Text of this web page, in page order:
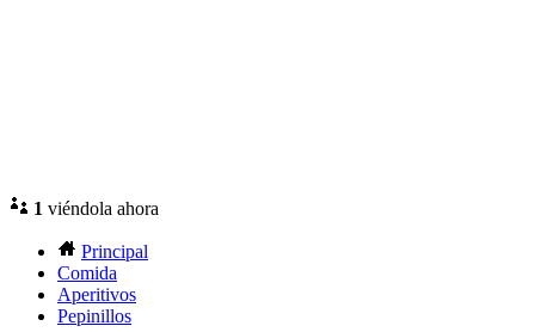
1 viéndola ahora
Principal
Comida
Aperitivos
Pepinillos